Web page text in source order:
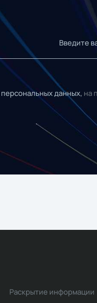
персональных данных, на
Раскрытие информации